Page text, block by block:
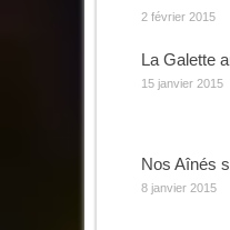
2 février 2015
La Galette
15 janvier 2015
Nos Aînés
8 janvier 2015